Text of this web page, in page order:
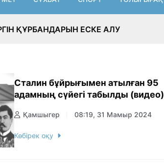
ҚҰРБАНДАРЫН ЕСКЕ АЛУ
Сталин бұйрығымен атылған 95
адамның сүйегі табылды (видео)
Қамшыгер 08:19, 31 Мамыр 2024
Көбірек оқу